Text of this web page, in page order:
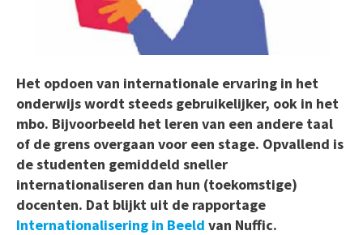
Het opdoen van internationale ervaring in het
onderwijs wordt steeds gebruikelijker, ook in het
mbo. Bijvoorbeeld het leren van een andere taal
of de grens overgaan voor een stage. Opvallend is
de studenten gemiddeld sneller
internationaliseren dan hun (toekomstige)
docenten. Dat blijkt uit de rapportage
Internationalisering in Beeld van Nuffic.